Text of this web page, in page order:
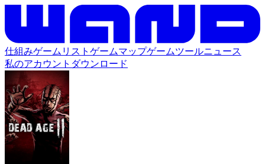
仕組みゲームリスト ゲームマップゲームツールニュース
私のアカウント ダウンロード